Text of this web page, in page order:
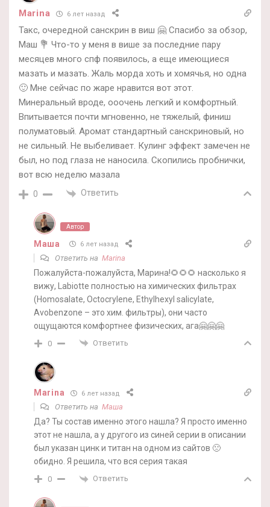
Marina 6 лет назад
Такс, очередной санскрин в виш 🤗 Спасибо за обзор,
Маш 💐 Что-то у меня в више за последние пару
месяцев много спф появилось, а еще имеющиеся
мазать и мазать. Жаль морда хоть и хомячья, но одна
🙂 Мне сейчас по жаре нравится вот этот.
Минеральный вроде, ооочень легкий и комфортный.
Впитывается почти мгновенно, не тяжелый, финиш
полуматовый. Аромат стандартный санскриновый, но
не сильный. Не выбеливает. Кулинг эффект замечен не
был, но под глаза не наносила. Скопились пробнички,
вот всю неделю мазала
0 Ответить
Автор
Маша 6 лет назад
Ответить на Marina
Пожалуйста-пожалуйста, Марина!🌻🌻🌻 насколько я
вижу, Labiotte полностью на химических фильтрах
(Homosalate, Octocrylene, Ethylhexyl salicylate,
Avobenzone – это хим. фильтры), они часто
ощущаются комфортнее физических, ага🤗🤗🤗
0 Ответить
Marina 6 лет назад
Ответить на Маша
Да? Ты состав именно этого нашла? Я просто именно
этот не нашла, а у другого из синей серии в описании
был указан цинк и титан на одном из сайтов 🙁
обидно. Я решила, что вся серия такая
0 Ответить